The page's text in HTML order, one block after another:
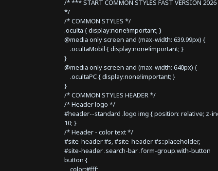
/* *** START COMMON STYLES FAST VERSION
*/
/* COMMON STYLES */
.oculta { display:none!important; }
@media only screen and (max-width: 639.99px) {
.ocultaMobil { display:none!important; }
}
@media only screen and (max-width: 640px) {
.ocultaPC { display:none!important; }
}
/* COMMON STYLES HEADER */
/* Header logo */
#header--standard .logo img { position: relative; z-
10; }
/* Header - color text */
#site-header #s, #site-header #s::placeholder,
#site-header .search-bar .form-group.with-button
button {
color:#fff;